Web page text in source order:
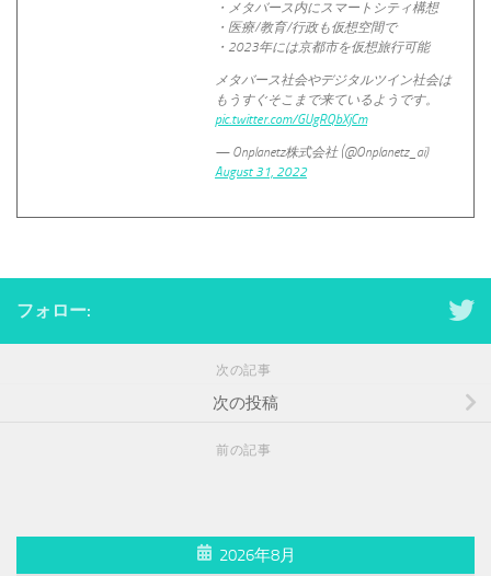
・メタバース内にスマートシティ構想
・医療/教育/行政も仮想空間で
・2023年には京都市を仮想旅行可能
メタバース社会やデジタルツイン社会は
もうすぐそこまで来ているようです。
pic.twitter.com/GUgRQbXjCm
— Onplanetz株式会社 (@Onplanetz_ai)
August 31, 2022
フォロー:
次の記事
次の投稿
前の記事
2026年8月